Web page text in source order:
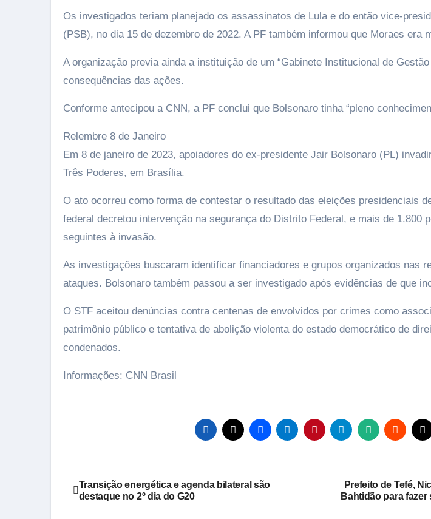
Os investigados teriam planejado os assassinatos de Lula e do então vice-
(PSB), no dia 15 de dezembro de 2022. A PF também informou que Moraes era
A organização previa ainda a instituição de um “Gabinete Institucional de
consequências das ações.
Conforme antecipou a CNN, a PF conclui que Bolsonaro tinha “pleno
Relembre 8 de Janeiro
Em 8 de janeiro de 2023, apoiadores do ex-presidente Jair Bolsonaro (PL)
Três Poderes, em Brasília.
O ato ocorreu como forma de contestar o resultado das eleições presidenciais
federal decretou intervenção na segurança do Distrito Federal, e mais de 1.800
seguintes à invasão.
As investigações buscaram identificar financiadores e grupos organizados nas
ataques. Bolsonaro também passou a ser investigado após evidências de que
O STF aceitou denúncias contra centenas de envolvidos por crimes como
patrimônio público e tentativa de abolição violenta do estado democrático de
condenados.
Informações: CNN Brasil
Navegação
de
Transição energética e agenda bilateral são
destaque no 2º dia do G20
Prefeito de Tefé,
Bahtidão para